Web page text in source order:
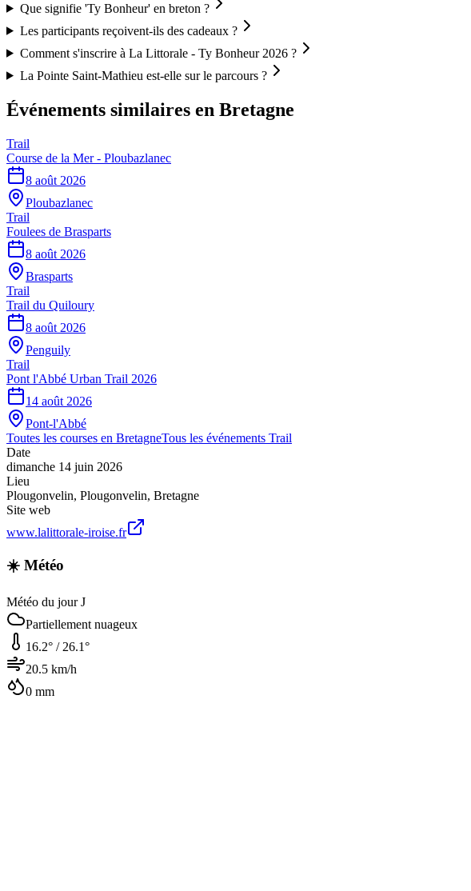
Que signifie 'Ty Bonheur' en breton ?
Les participants reçoivent-ils des cadeaux ?
Comment s'inscrire à La Littorale - Ty Bonheur 2026 ?
La Pointe Saint-Mathieu est-elle sur le parcours ?
Événements similaires en Bretagne
Trail
Course de la Mer - Ploubazlanec
8 août 2026
Ploubazlanec
Trail
Foulees de Brasparts
8 août 2026
Brasparts
Trail
Trail du Quiloury
8 août 2026
Penguily
Trail
Pont l'Abbé Urban Trail 2026
14 août 2026
Pont-l'Abbé
Toutes les courses en BretagneTous les événements Trail
Date
dimanche 14 juin 2026
Lieu
Plougonvelin, Plougonvelin, Bretagne
Site web
www.lalittorale-iroise.fr
☀️ Météo
Météo du jour J
Partiellement nuageux
16.2° / 26.1°
20.5 km/h
0 mm